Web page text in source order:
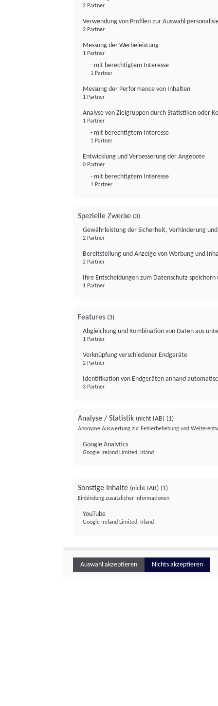
2 Partner
Verwendung von Profilen zur Auswahl
2 Partner
Messung der Werbeleistung
1 Partner
- mit berechtigtem Interesse
1 Partner
Messung der Performance von Inhalten
1 Partner
Analyse von Zielgruppen durch Statistiken oder
1 Partner
- mit berechtigtem Interesse
1 Partner
Entwicklung und Verbesserung der Angebote
0 Partner
- mit berechtigtem Interesse
1 Partner
Spezielle Zwecke (3)
Gewährleistung der Sicherheit, Verhinderung
2 Partner
Bereitstellung und Anzeige von Werbung und
2 Partner
Ihre Entscheidungen zum Datenschutz
1 Partner
Features (3)
Abgleichung und Kombination von Daten aus
1 Partner
Verknüpfung verschiedener Endgeräte
2 Partner
Identifikation von Endgeräten anhand
3 Partner
Analyse / Statistik (nicht IAB) (1)
Anonyme Auswertung zur Fehlerbehebung und
Google Analytics
Google Ireland Limited, Irland
Sonstige Inhalte (nicht IAB) (1)
Einbindung zusätzlicher Informationen
YouTube
Google Ireland Limited, Irland
Auswahl akzeptieren Nichts akzeptieren